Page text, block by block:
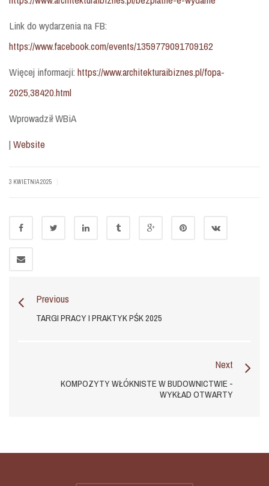
Link do wydarzenia na FB:
https://www.facebook.com/events/1359779091709162
Więcej informacji: https://www.architekturaibiznes.pl/fopa-
2025,38420.html
Wprowadził WBiA
| Website
3 KWIETNIA 2025
Previous
TARGI PRACY I PRAKTYK PŚK 2025
Next
KOMPOZYTY WŁÓKNISTE W BUDOWNICTWIE -
WYKŁAD OTWARTY